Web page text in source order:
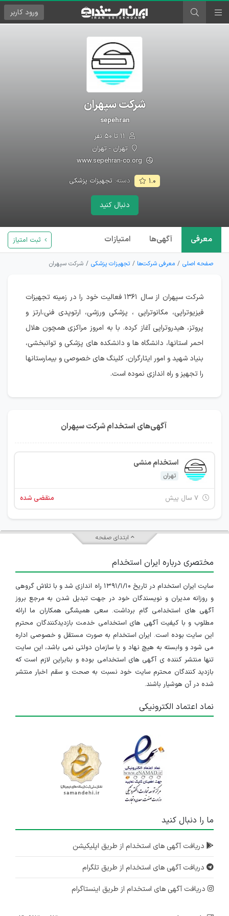
ورود کاربر
شرکت سپهران
sepehran
تهران - تهران
www.sepehran-co.org
۱.۰ دسته: تجهیزات پزشکی
دنبال کنید
معرفی آگهی‌ها امتیازات ثبت امتیاز
صفحه اصلی معرفی شرکت‌ها تجهیزات پزشکی شرکت سپهران
شرکت سپهران از سال ۱۳۶۱ فعالیت خود را در زمینه تجهیزات
فیزیوتراپی، مکانوتراپی ، پزشکی ورزشی، ارتوپدی فنی،ارتز و
پروتز، هیدروتراپی آغاز کرده. با به امروز مراکزی همچون هلال
احمر استانها، دانشگاه ها و دانشکده های پزشکی و توانبخشی،
بنیاد شهید و امور ایثارگران، کلینگ های خصوصی و بیمارستانها
را تجهیز و راه اندازی نموده است.
آگهی‌های استخدام شرکت سپهران
استخدام منشی
تهران
منقضی شده
ابتدای صفحه
مختصری درباره ایران استخدام
سایت ایران استخدام در تاریخ ۱۳۹۱/۱/۱۰ راه اندازی شد و با تلاش گروهی
و روزانه مدیران و نویسندگان خود در جهت تبدیل شدن به مرجع بروز
آگهی های استخدامی گام برداشت. سعی همیشگی همکاران ما ارائه
مطلوب و با کیفیت آگهی های استخدامی خدمت بازدیدکنندگان محترم
این سایت بوده است. ایران استخدام به صورت مستقل و خصوصی اداره
می شود و وابسته به هیچ نهاد و یا سازمان دولتی نمی باشد، این سایت
تنها منتشر کننده ی آگهی های استخدامی بوده و بنابراین لازم است که
بازدید کنندگان محترم سایت خود نسبت به صحت و سقم اخبار منتشر
شده در آن هوشیار باشند.
نماد اعتماد الکترونیکی
ما را دنبال کنید
دریافت آگهی های استخدام از طریق اپلیکیشن
دریافت آگهی های استخدام از طریق تلگرام
دریافت آگهی های استخدام از طریق اینستاگرام